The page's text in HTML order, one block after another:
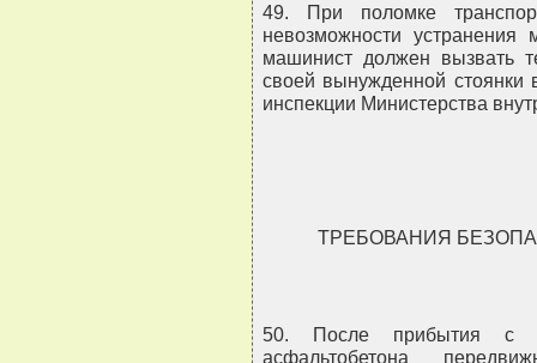
49. При поломке
невозможности устранения
машинист должен вызвать
своей вынужденной стоянки
инспекции Министерства
ТРЕБОВАНИЯ
50. После прибытия с
асфальтобетона